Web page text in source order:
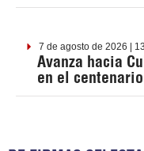
7 de agosto de 2026 |
Avanza hacia
en el